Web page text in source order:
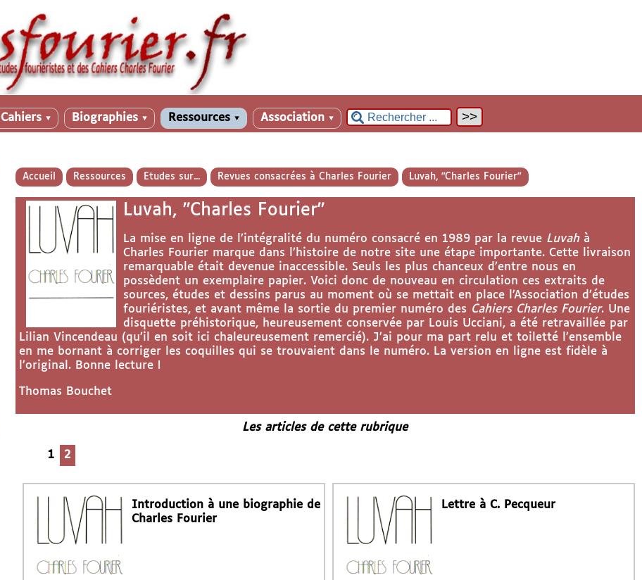
Cahiers ▼ Biographies ▼ Ressources ▼ Association ▼
Accueil Ressources Etudes sur... Revues consacrées à Charles Fourier Luvah, "Charles Fourier"
Luvah, "Charles Fourier"
La mise en ligne de l’intégralité du numéro consacré en 1989 par la revue Luvahà
Charles Fourier marque dans l’histoire de notre site une étape importante. Cette livraison
remarquable était devenue inaccessible. Seuls les plus chanceux d’entre nous en
possèdent un exemplaire papier. Voici donc de nouveau en circulation ces extraits de
sources, études et dessins parus au moment où se mettait en place l’Association d’études
fouriéristes, et avant même la sortie du premier numéro des Cahiers Charles Fourier. Une
disquette préhistorique, heureusement conservée par Louis Ucciani, a été retravaillée par
Lilian Vincendeau (qu’il en soit ici chaleureusement remercié). J’ai pour ma part relu et toiletté l’ensemble
en me bornant à corriger les coquilles qui se trouvaient dans le numéro. La version en ligne est fidèle à
l’original. Bonne lecture !
Thomas Bouchet
Les articles de cette rubrique
1 2
Introduction à une biographie de
Charles Fourier
Lettre à C. Pecqueur